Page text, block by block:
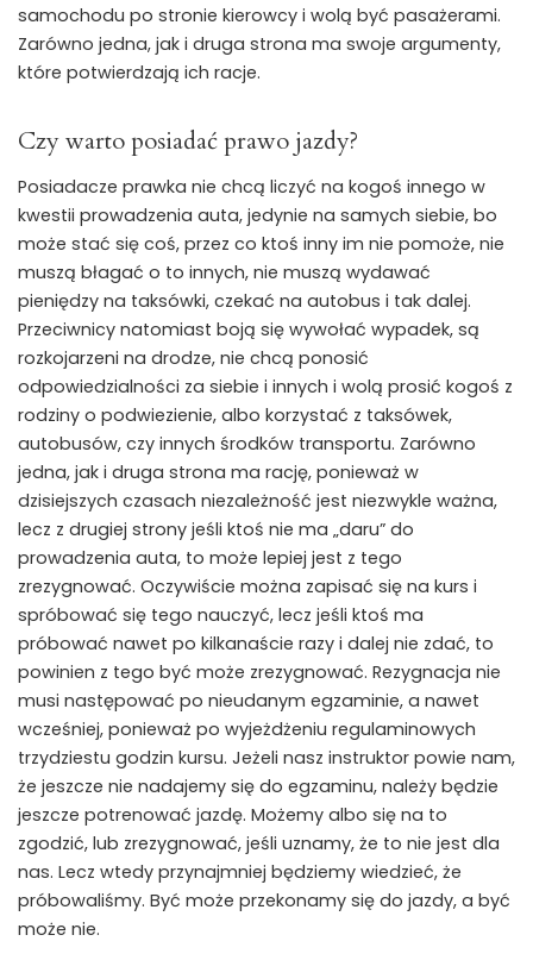
samochodu po stronie kierowcy i wolą być pasażerami.
Zarówno jedna, jak i druga strona ma swoje argumenty,
które potwierdzają ich racje.
Czy warto posiadać prawo jazdy?
Posiadacze prawka nie chcą liczyć na kogoś innego w
kwestii prowadzenia auta, jedynie na samych siebie, bo
może stać się coś, przez co ktoś inny im nie pomoże, nie
muszą błagać o to innych, nie muszą wydawać
pieniędzy na taksówki, czekać na autobus i tak dalej.
Przeciwnicy natomiast boją się wywołać wypadek, są
rozkojarzeni na drodze, nie chcą ponosić
odpowiedzialności za siebie i innych i wolą prosić kogoś z
rodziny o podwiezienie, albo korzystać z taksówek,
autobusów, czy innych środków transportu. Zarówno
jedna, jak i druga strona ma rację, ponieważ w
dzisiejszych czasach niezależność jest niezwykle ważna,
lecz z drugiej strony jeśli ktoś nie ma „daru” do
prowadzenia auta, to może lepiej jest z tego
zrezygnować. Oczywiście można zapisać się na kurs i
spróbować się tego nauczyć, lecz jeśli ktoś ma
próbować nawet po kilkanaście razy i dalej nie zdać, to
powinien z tego być może zrezygnować. Rezygnacja nie
musi następować po nieudanym egzaminie, a nawet
wcześniej, ponieważ po wyjeżdżeniu regulaminowych
trzydziestu godzin kursu. Jeżeli nasz instruktor powie nam,
że jeszcze nie nadajemy się do egzaminu, należy będzie
jeszcze potrenować jazdę. Możemy albo się na to
zgodzić, lub zrezygnować, jeśli uznamy, że to nie jest dla
nas. Lecz wtedy przynajmniej będziemy wiedzieć, że
próbowaliśmy. Być może przekonamy się do jazdy, a być
może nie.